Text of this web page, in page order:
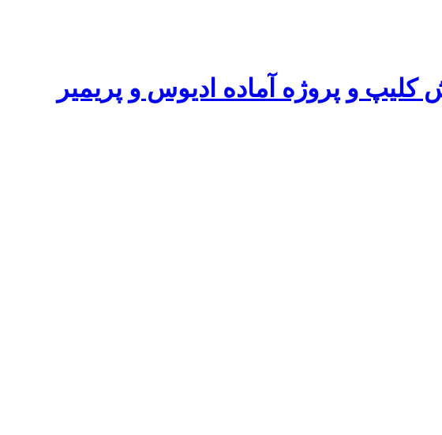
و پروژه آماده ادیوس و پریمیر